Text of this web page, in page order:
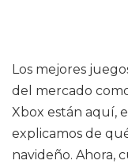
Los mejores
del mercado
Xbox están aquí,
explicamos de
navideño. Ahora,